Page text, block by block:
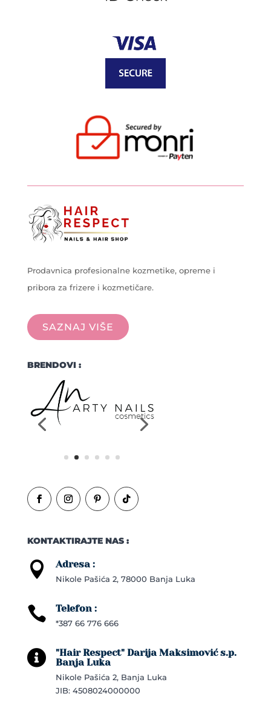
Prodavnica profesionalne kozmetike, opreme i
pribora za frizere i kozmetičare.
SAZNAJ VIŠE
BRENDOVI :
KONTAKTIRAJTE NAS :
 Adresa :
Nikole Pašića 2, 78000 Banja Luka
 Telefon :
*387 66 776 666

"Hair Respect" Darija Maksimović s.p.
Banja Luka
Nikole Pašića 2, Banja Luka
JIB: 4508024000000